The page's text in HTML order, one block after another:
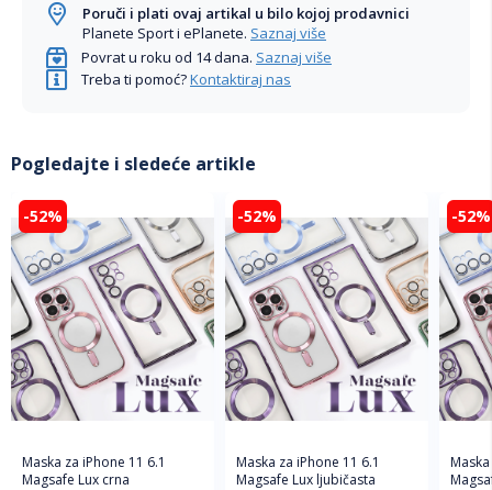
Poruči i plati ovaj artikal u bilo kojoj prodavnici
Planete Sport i ePlanete. Saznaj više
Povrat u roku od 14 dana. Saznaj više
Treba ti pomoć?Kontaktiraj nas
Pogledajte i sledeće artikle
-52%
Maska za iPhone 11 6.1
Magsafe Lux crna
-52%
Maska za iPhone 11 6.1
Magsafe Lux ljubičasta
-52%